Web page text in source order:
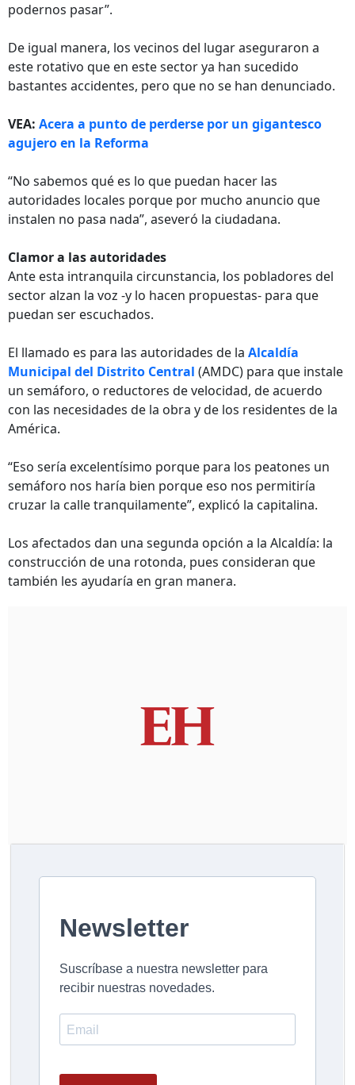
podernos pasar”.
De igual manera, los vecinos del lugar aseguraron a
este rotativo que en este sector ya han sucedido
bastantes accidentes, pero que no se han denunciado.
VEA: Acera a punto de perderse por un gigantesco
agujero en la Reforma
“No sabemos qué es lo que puedan hacer las
autoridades locales porque por mucho anuncio que
instalen no pasa nada”, aseveró la ciudadana.
Clamor a las autoridades
Ante esta intranquila circunstancia, los pobladores del
sector alzan la voz -y lo hacen propuestas- para que
puedan ser escuchados.
El llamado es para las autoridades de la Alcaldía
Municipal del Distrito Central (AMDC) para que instale
un semáforo, o reductores de velocidad, de acuerdo
con las necesidades de la obra y de los residentes de la
América.
“Eso sería excelentísimo porque para los peatones un
semáforo nos haría bien porque eso nos permitiría
cruzar la calle tranquilamente”, explicó la capitalina.
Los afectados dan una segunda opción a la Alcaldía: la
construcción de una rotonda, pues consideran que
también les ayudaría en gran manera.